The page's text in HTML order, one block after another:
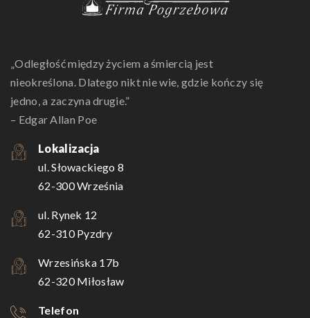
„Odległość między życiem a śmiercią jest
nieokreślona. Dlatego nikt nie wie, gdzie kończy się
jedno, a zaczyna drugie.”
– Edgar Allan Poe
Lokalizacja
ul. Słowackiego 8
62-300 Września
ul. Rynek 12
62-310 Pyzdry
Wrzesińska 17b
62-320 Miłosław
Telefon